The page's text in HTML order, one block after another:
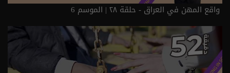
واقع المهن في العراق - حلقة ٢٨ | الموسم 6